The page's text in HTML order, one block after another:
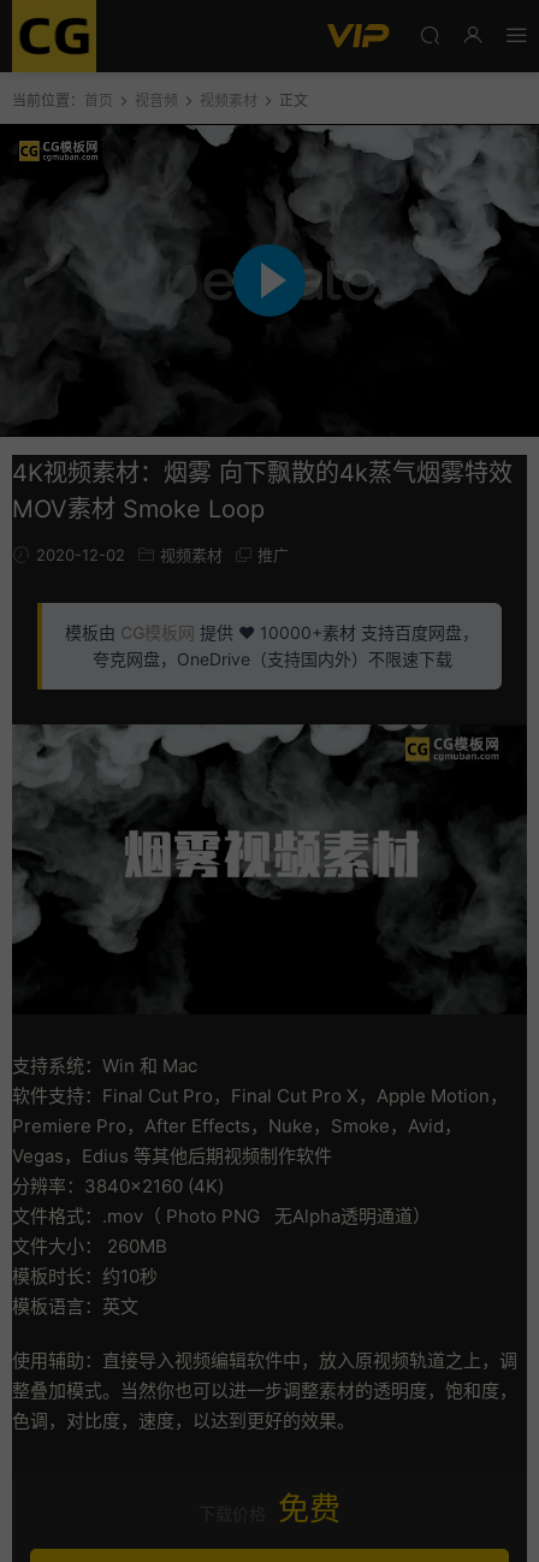
当前位置： 首页 视音频 视频素材 正文
4K视频素材：烟雾 向下飘散的4k蒸气烟雾特效
MOV素材 Smoke Loop
2020-12-02 视频素材 推广
模板由 CG模板网 提供 ❤️ 10000+素材 支持百度网盘，
夸克网盘，OneDrive（支持国内外）不限速下载
支持系统：Win 和 Mac
软件支持：Final Cut Pro，Final Cut Pro X，Apple Motion，
Premiere Pro，After Effects，Nuke，Smoke，Avid，
Vegas，Edius 等其他后期视频制作软件
分辨率：3840×2160 (4K)
文件格式：.mov（ Photo PNG 无Alpha透明通道）
文件大小： 260MB
模板时长：约10秒
模板语言：英文
使用辅助：直接导入视频编辑软件中，放入原视频轨道之上，调
整叠加模式。当然你也可以进一步调整素材的透明度，饱和度，
色调，对比度，速度，以达到更好的效果。
免费